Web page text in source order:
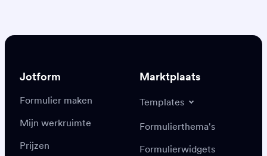
Jotform
Formulier maken
Mijn werkruimte
Prijzen
Marktplaats
Templates
Formulierthema's
Formulierwidgets